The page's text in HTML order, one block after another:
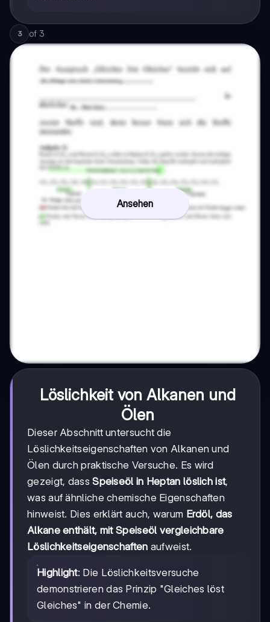
3 of 3
Ansehen
Löslichkeit von Alkanen und
Ölen
Dieser Abschnitt untersucht die
Löslichkeitseigenschaften von Alkanen und
Ölen durch praktische Versuche. Es wird
gezeigt, dassSpeiseöl in Heptan löslich ist,
was auf ähnliche chemische Eigenschaften
hinweist. Dies erklärt auch, warum Erdöl, das
Alkane enthält, mit Speiseöl vergleichbare
Löslichkeitseigenschaften aufweist.
Highlight: Die Löslichkeitsversuche
demonstrieren das Prinzip "Gleiches löst
Gleiches" in der Chemie.